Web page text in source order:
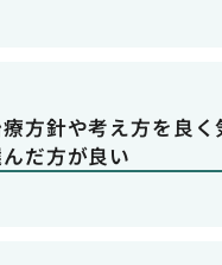
方針や考え方を良く
だ方が良い